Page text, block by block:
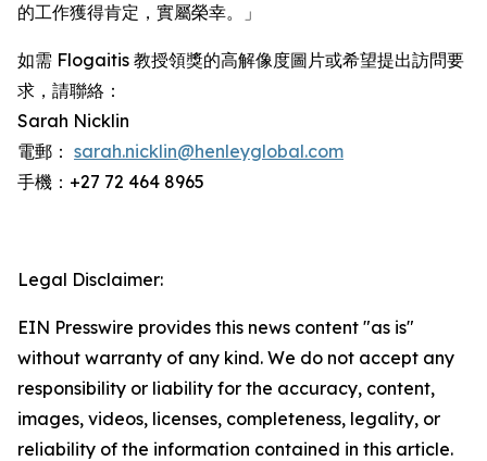
的工作獲得肯定，實屬榮幸。」
如需 Flogaitis 教授領獎的高解像度圖片或希望提出訪問要
求，請聯絡：
Sarah Nicklin
電郵： sarah.nicklin@henleyglobal.com
手機：+27 72 464 8965
Legal Disclaimer:
EIN Presswire provides this news content "as is"
without warranty of any kind. We do not accept any
responsibility or liability for the accuracy, content,
images, videos, licenses, completeness, legality, or
reliability of the information contained in this article.